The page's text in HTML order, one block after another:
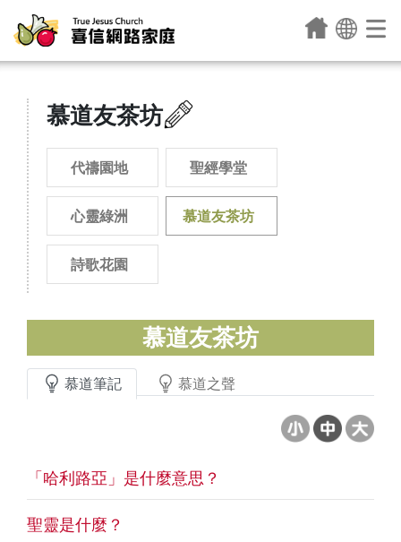
慕道友茶坊
代禱園地 聖經學堂
心靈綠洲 慕道友茶坊
詩歌花園
慕道友茶坊
慕道筆記 慕道之聲
「哈利路亞」是什麼意思？
聖靈是什麼？